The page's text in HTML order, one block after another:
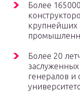
Более
крупнейших
Более 20
генералов и